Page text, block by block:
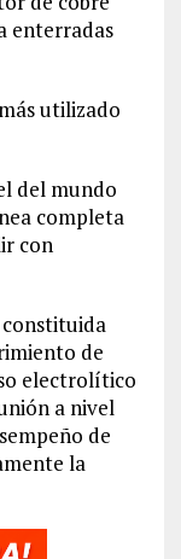
enterradas
utilizado
del mundo
completa
con
de
electrolítico
a nivel
de
la